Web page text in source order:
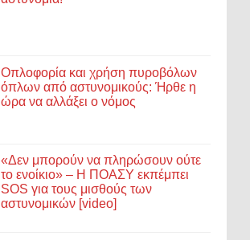
Οπλοφορία και χρήση πυροβόλων
όπλων από αστυνομικούς: Ήρθε η
ώρα να αλλάξει ο νόμος
«Δεν μπορούν να πληρώσουν ούτε
το ενοίκιο» – Η ΠΟΑΣΥ εκπέμπει
SOS για τους μισθούς των
αστυνομικών [video]